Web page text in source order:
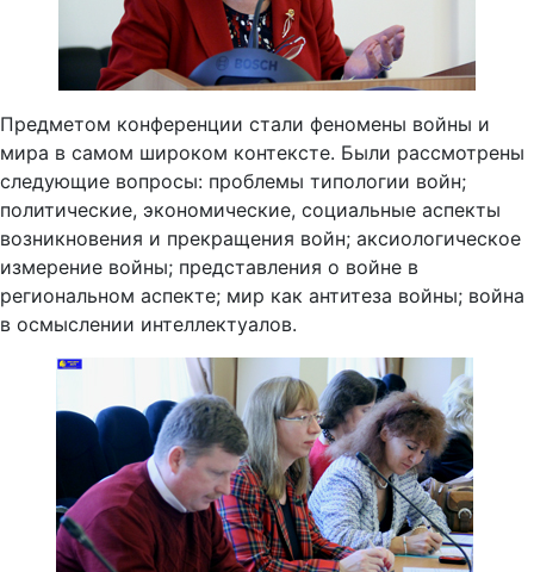
Предметом конференции стали феномены войны и
мира в самом широком контексте. Были рассмотрены
следующие вопросы: проблемы типологии войн;
политические, экономические, социальные аспекты
возникновения и прекращения войн; аксиологическое
измерение войны; представления о войне в
региональном аспекте; мир как антитеза войны; война
в осмыслении интеллектуалов.